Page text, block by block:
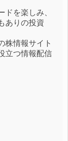
を楽しみ、
ありの投資
株情報サイト
立つ情報配信